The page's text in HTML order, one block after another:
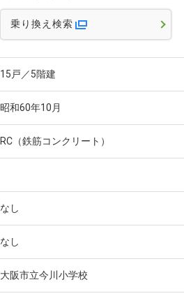
乗り換え検索
15戸／5階建
昭和60年10月
RC（鉄筋コンクリート）
なし
なし
大阪市立今川小学校